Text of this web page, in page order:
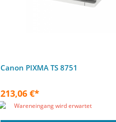
Canon PIXMA TS 8751
213,06 €*
Wareneingang wird erwartet